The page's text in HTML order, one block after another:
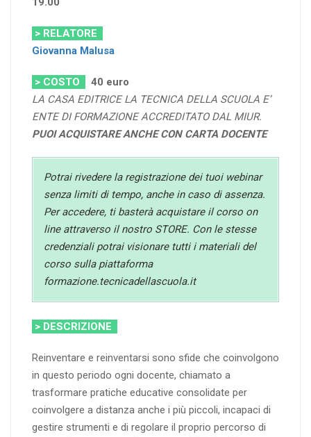
> RELATORE
Giovanna Malusa
> COSTO 40 euro
LA CASA EDITRICE LA TECNICA DELLA SCUOLA E’
ENTE DI FORMAZIONE ACCREDITATO DAL MIUR.
PUOI ACQUISTARE ANCHE CON CARTA DOCENTE
Potrai rivedere la registrazione dei tuoi webinar
senza limiti di tempo, anche in caso di assenza.
Per accedere, ti basterà acquistare il corso on
line attraverso il nostro STORE. Con le stesse
credenziali potrai visionare tutti i materiali del
corso sulla piattaforma
formazione.tecnicadellascuola.it
> DESCRIZIONE
Reinventare e reinventarsi sono sfide che coinvolgono
in questo periodo ogni docente, chiamato a
trasformare pratiche educative consolidate per
coinvolgere a distanza anche i più piccoli, incapaci di
gestire strumenti e di regolare il proprio percorso di